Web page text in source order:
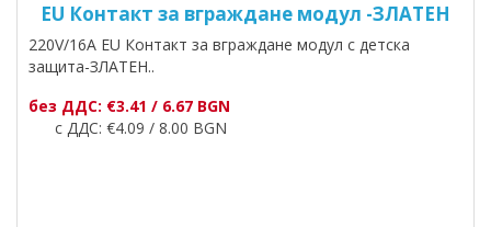
EU Контакт за вграждане модул -ЗЛАТЕН
220V/16A EU Контакт за вграждане модул с детска
защита-ЗЛАТЕН..
без ДДС: €3.41 / 6.67 BGN
с ДДС: €4.09 / 8.00 BGN